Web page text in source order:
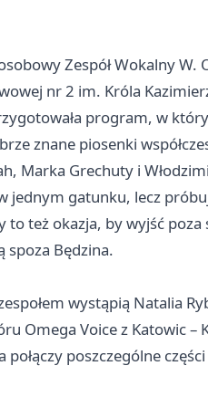
Zespół Wokalny W.
nr 2 im. Króla
program, w
znane piosenki
Marka Grechuty i
jednym gatunku, lecz
też okazja, by wyjść poza
spoza Będzina.
wystąpią Natalia
Omega Voice z Katowic–
połączy poszczególne